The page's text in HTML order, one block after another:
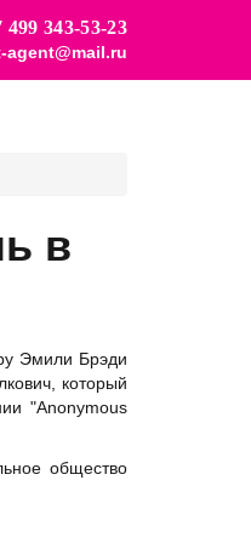
499 343-53-23
agent@mail.ru
в
Эмили Брэди
который
"Anonymous
общество